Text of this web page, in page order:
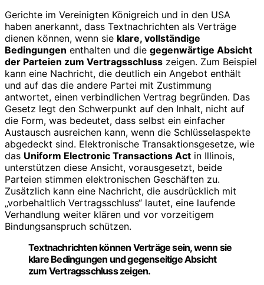
Gerichte im Vereinigten Königreich und in den USA
haben anerkannt, dass Textnachrichten als Verträge
dienen können, wenn sie klare, vollständige
Bedingungen enthalten und die gegenwärtige Absicht
der Parteien zum Vertragsschluss zeigen. Zum Beispiel
kann eine Nachricht, die deutlich ein Angebot enthält
und auf das die andere Partei mit Zustimmung
antwortet, einen verbindlichen Vertrag begründen. Das
Gesetz legt den Schwerpunkt auf den Inhalt, nicht auf
die Form, was bedeutet, dass selbst ein einfacher
Austausch ausreichen kann, wenn die Schlüsselaspekte
abgedeckt sind. Elektronische Transaktionsgesetze, wie
das Uniform Electronic Transactions Act in Illinois,
unterstützen diese Ansicht, vorausgesetzt, beide
Parteien stimmen elektronischen Geschäften zu.
Zusätzlich kann eine Nachricht, die ausdrücklich mit
„vorbehaltlich Vertragsschluss“ lautet, eine laufende
Verhandlung weiter klären und vor vorzeitigem
Bindungsanspruch schützen.
Textnachrichten können Verträge sein, wenn sie
klare Bedingungen und gegenseitige Absicht
zum Vertragsschluss zeigen.